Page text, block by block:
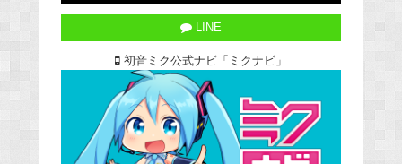
LINE
初音ミク公式ナビ「ミクナビ」